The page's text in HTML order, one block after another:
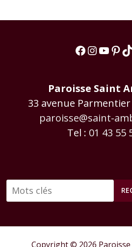
Facebook
Paroisse Saint
33 avenue Parmentier
paroisse@saint-
Tel : 01 43 55
Copyright © 2026